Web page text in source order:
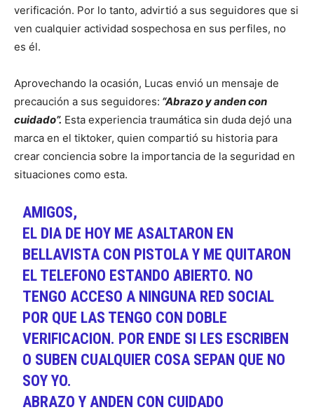
verificación. Por lo tanto, advirtió a sus seguidores que si
ven cualquier actividad sospechosa en sus perfiles, no
es él.
Aprovechando la ocasión, Lucas envió un mensaje de
precaución a sus seguidores: “Abrazo y anden con
cuidado”. Esta experiencia traumática sin duda dejó una
marca en el tiktoker, quien compartió su historia para
crear conciencia sobre la importancia de la seguridad en
situaciones como esta.
AMIGOS,
EL DIA DE HOY ME ASALTARON EN
BELLAVISTA CON PISTOLA Y ME QUITARON
EL TELEFONO ESTANDO ABIERTO. NO
TENGO ACCESO A NINGUNA RED SOCIAL
POR QUE LAS TENGO CON DOBLE
VERIFICACION. POR ENDE SI LES ESCRIBEN
O SUBEN CUALQUIER COSA SEPAN QUE NO
SOY YO.
ABRAZO Y ANDEN CON CUIDADO